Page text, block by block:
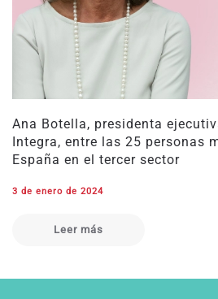
Ana Botella, presidenta
Integra, entre las 25 personas
España en el tercer sector
3 de enero de 2024
Leer más